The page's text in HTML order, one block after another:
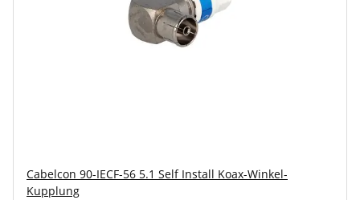
Cabelcon 90-IECF-56 5.1 Self Install Koax-Winkel-
Kupplung